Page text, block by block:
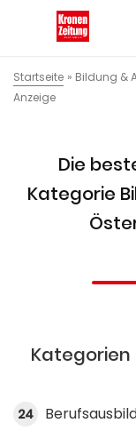
Startseite » Bildung &
Anzeige
Die
Kategorie
Kategorien
24